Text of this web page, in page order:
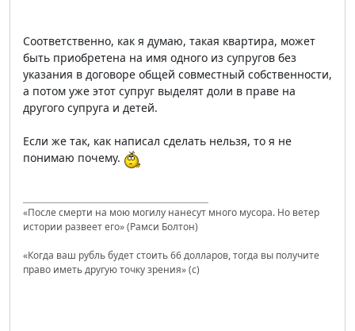
Соответственно, как я думаю, такая квартира, может
быть приобретена на имя одного из супругов без
указания в договоре общей совместный собственности,
а потом уже этот супруг выделят доли в праве на
другого супруга и детей.
Если же так, как написал сделать нельзя, то я не
понимаю почему.
«После смерти на мою могилу нанесут много мусора. Но ветер
истории развеет его» (Рамси Болтон)
«Когда ваш рубль будет стоить 66 долларов, тогда вы получите
право иметь другую точку зрения» (с)